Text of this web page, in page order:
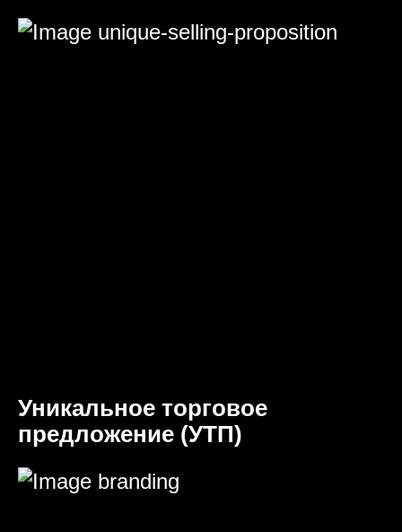
Уникальное торговое
предложение (УТП)